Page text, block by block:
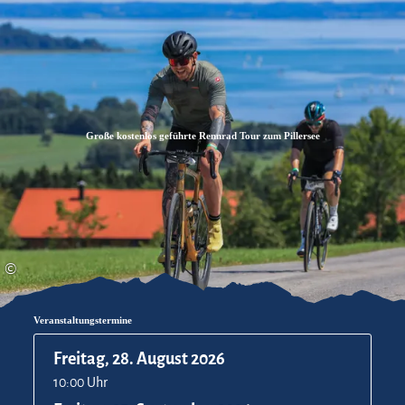
Zum
Inhalt
Zur
Suche
Zum
Footer
©
Große kostenlos geführte Rennrad Tour zum Pillersee
Veranstaltungstermine
Freitag, 28. August 2026
10:00 Uhr